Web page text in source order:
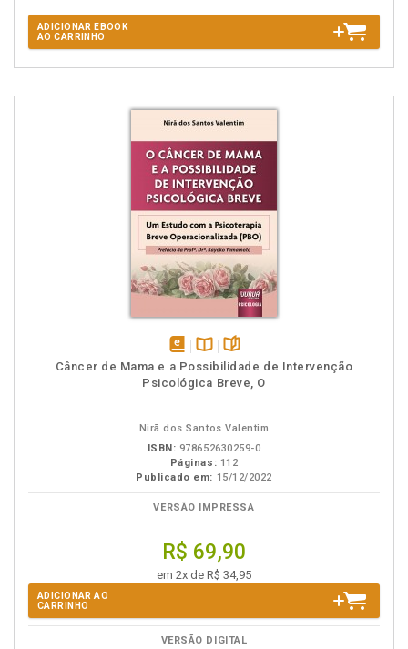
ADICIONAR EBOOK
AO CARRINHO
disponível
em
Disponível
na
páginas
Câncer de Mama e a Possibilidade de Intervenção
Psicológica Breve, O
Nirã dos Santos Valentim
ISBN: 978652630259-0
Páginas: 112
Publicado em: 15/12/2022
VERSÃO IMPRESSA
R$ 69,90
em 2x de R$ 34,95
ADICIONAR AO
CARRINHO
VERSÃO DIGITAL